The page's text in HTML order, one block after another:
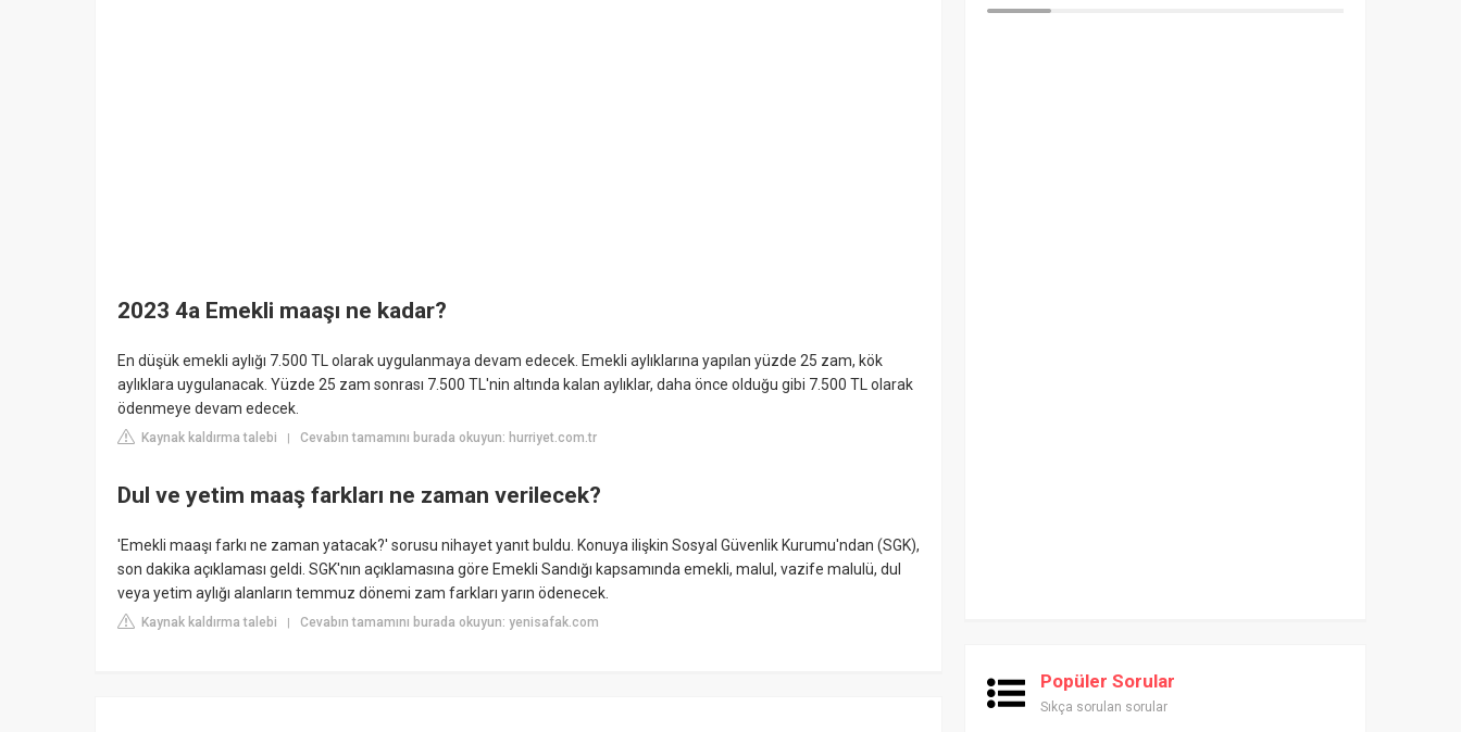
2023 4a Emekli maaşı ne kadar?
En düşük emekli aylığı 7.500 TL olarak uygulanmaya devam edecek. Emekli aylıklarına yapılan yüzde 25 zam, kök
aylıklara uygulanacak. Yüzde 25 zam sonrası 7.500 TL'nin altında kalan aylıklar, daha önce olduğu gibi 7.500 TL olarak
ödenmeye devam edecek.
Kaynak kaldırma talebi | Cevabın tamamını burada okuyun: hurriyet.com.tr
Dul ve yetim maaş farkları ne zaman verilecek?
'Emekli maaşı farkı ne zaman yatacak?' sorusu nihayet yanıt buldu. Konuya ilişkin Sosyal Güvenlik Kurumu'ndan (SGK),
son dakika açıklaması geldi. SGK'nın açıklamasına göre Emekli Sandığı kapsamında emekli, malul, vazife malulü, dul
veya yetim aylığı alanların temmuz dönemi zam farkları yarın ödenecek.
Kaynak kaldırma talebi | Cevabın tamamını burada okuyun: yenisafak.com
Popüler Sorular
Sıkça sorulan sorular